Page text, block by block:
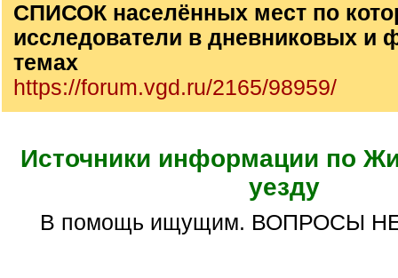
СПИСОК населённых мест по
исследователи в дневниковых и
темах
https://forum.vgd.ru/2165/98959/
Источники информации по
уезду
В помощь ищущим. ВОПРОСЫ